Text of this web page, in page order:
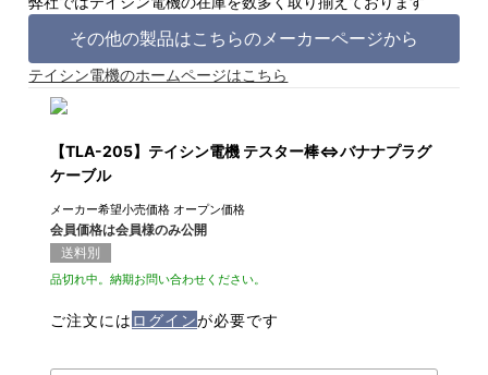
その他の製品はこちらのメーカーページから
テイシン電機のホームページはこちら
【TLA-205】テイシン電機 テスター棒⇔バナナプラグ
ケーブル
メーカー希望小売価格 オープン価格
会員価格は会員様のみ公開
送料別
品切れ中。納期お問い合わせください。
ご注文には ログインが必要です